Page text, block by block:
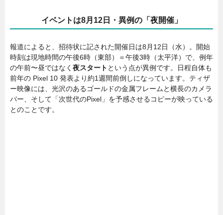
イベントは8月12日・異例の「夜開催」
報道によると、招待状に記された開催日は8月12日（水）。開始
時刻は現地時間の午後6時（東部）＝午後3時（太平洋）で、例年
の午前〜昼ではなく 夜スタート という点が異例です。日程自体も
前年の Pixel 10 発表より約1週間前倒しになっています。ティザ
ー映像には、光沢のあるゴールドの金属フレームと横長のカメラ
バー、そして「次世代のPixel」を予感させるコピーが映っている
とのことです。